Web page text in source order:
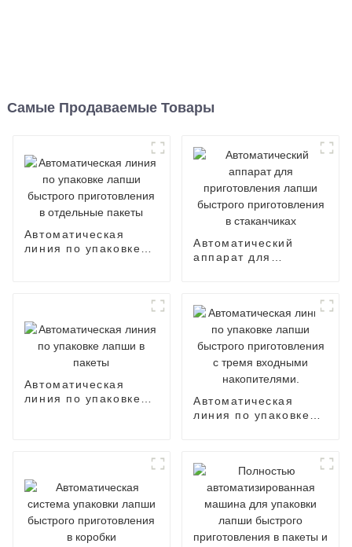
Самые Продаваемые Товары
Автоматическая
линия по упаковке
Автоматический
аппарат для
стаканчиках
Автоматическая
линия по упаковке
Автоматическая
линия по упаковке
накопителями.